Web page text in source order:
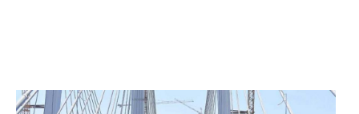
الرئيس عبد الفتاح السيسي يفتتح محور روض الفرج